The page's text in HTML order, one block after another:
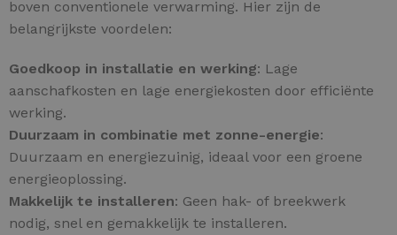
boven conventionele verwarming. Hier zijn de
belangrijkste voordelen:
Goedkoop in installatie en werking: Lage
aanschafkosten en lage energiekosten door efficiënte
werking.
Duurzaam in combinatie met zonne-energie:
Duurzaam en energiezuinig, ideaal voor een groene
energieoplossing.
Makkelijk te installeren: Geen hak- of breekwerk
nodig, snel en gemakkelijk te installeren.